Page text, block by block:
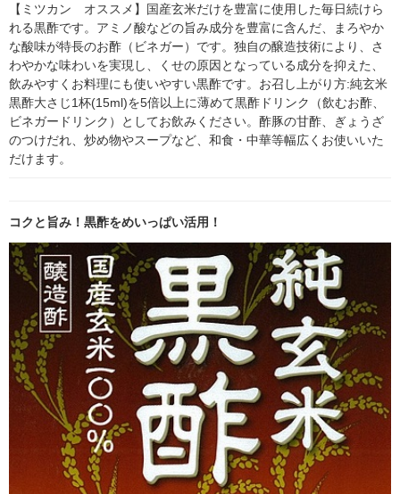
【ミツカン　オススメ】国産玄米だけを豊富に使用した毎日続けら
れる黒酢です。アミノ酸などの旨み成分を豊富に含んだ、まろやか
な酸味が特長のお酢（ビネガー）です。独自の醸造技術により、さ
わやかな味わいを実現し、くせの原因となっている成分を抑えた、
飲みやすくお料理にも使いやすい黒酢です。お召し上がり方:純玄米
黒酢大さじ1杯(15ml)を5倍以上に薄めて黒酢ドリンク（飲むお酢、
ビネガードリンク）としてお飲みください。酢豚の甘酢、ぎょうざ
のつけだれ、炒め物やスープなど、和食・中華等幅広くお使いいた
だけます。
コクと旨み！黒酢をめいっぱい活用！